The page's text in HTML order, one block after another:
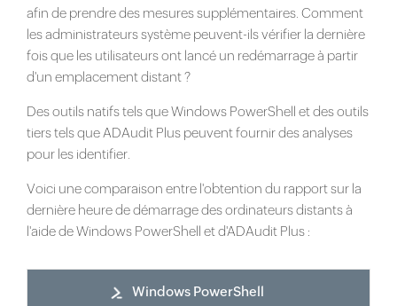
afin de prendre des mesures supplémentaires. Comment
les administrateurs système peuvent-ils vérifier la dernière
fois que les utilisateurs ont lancé un redémarrage à partir
d'un emplacement distant ?
Des outils natifs tels que Windows PowerShell et des outils
tiers tels que ADAudit Plus peuvent fournir des analyses
pour les identifier.
Voici une comparaison entre l'obtention du rapport sur la
dernière heure de démarrage des ordinateurs distants à
l'aide de Windows PowerShell et d'ADAudit Plus :
Windows PowerShell